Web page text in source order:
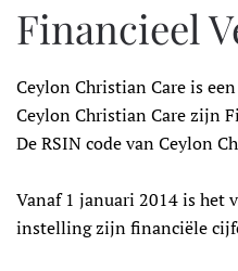
Financieel
Ceylon Christian Care is
Ceylon Christian Care zijn
De RSIN code van Ceylon
Vanaf 1 januari 2014 is het
instelling zijn financiële